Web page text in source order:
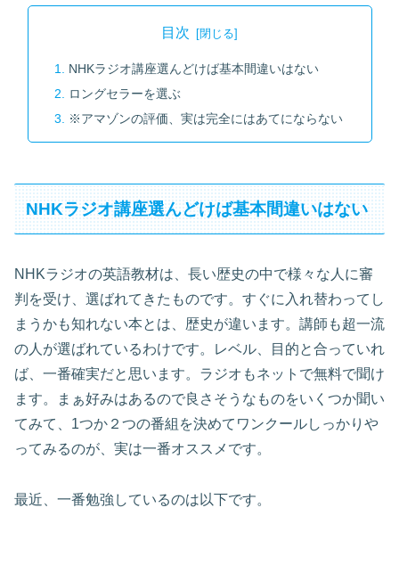
目次
NHKラジオ講座選んどけば基本間違いはない
ロングセラーを選ぶ
※アマゾンの評価、実は完全にはあてにならない
NHKラジオ講座選んどけば基本間違いはない
NHKラジオの英語教材は、長い歴史の中で様々な人に審
判を受け、選ばれてきたものです。すぐに入れ替わってし
まうかも知れない本とは、歴史が違います。講師も超一流
の人が選ばれているわけです。レベル、目的と合っていれ
ば、一番確実だと思います。ラジオもネットで無料で聞け
ます。まぁ好みはあるので良さそうなものをいくつか聞い
てみて、1つか２つの番組を決めてワンクールしっかりや
ってみるのが、実は一番オススメです。
最近、一番勉強しているのは以下です。